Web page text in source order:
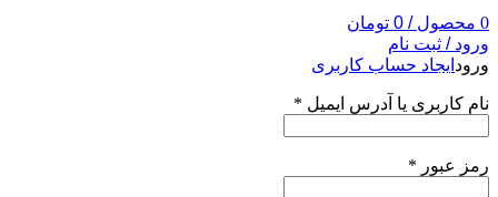
0 محصول /
0 تومان
ورود / ثبت نام
ورود ایجاد حساب کاربری
نام کاربری یا آدرس ایمیل *
رمز عبور *